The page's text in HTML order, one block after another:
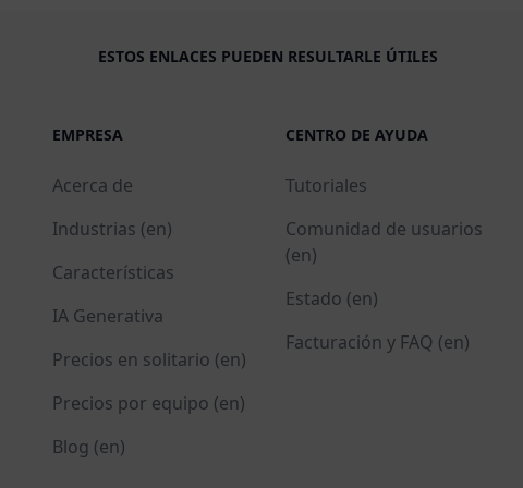
ESTOS ENLACES PUEDEN RESULTARLE ÚTILES
EMPRESA
Acerca de
Industrias (en)
Características
IA Generativa
Precios en solitario (en)
Precios por equipo (en)
Blog (en)
CENTRO DE AYUDA
Tutoriales
Comunidad de usuarios
(en)
Estado (en)
Facturación y FAQ (en)